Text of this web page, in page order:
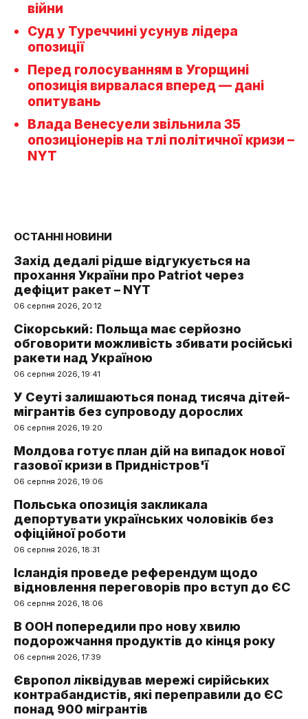
війни
Суд у Туреччині усунув лідера
опозиції
Перед голосуванням в Угорщині
опозиція вирвалася вперед — дані
опитувань
Влада Венесуели звільнила 35
опозиціонерів на тлі політичної кризи –
NYT
ОСТАННІ НОВИНИ
Захід дедалі рідше відгукується на
прохання України про Patriot через
дефіцит ракет – NYT
06 серпня 2026, 20:12
Сікорський: Польща має серйозно
обговорити можливість збивати російські
ракети над Україною
06 серпня 2026, 19:41
У Сеуті залишаються понад тисяча дітей-
мігрантів без супроводу дорослих
06 серпня 2026, 19:20
Молдова готує план дій на випадок нової
газової кризи в Придністров'ї
06 серпня 2026, 19:06
Польська опозиція закликала
депортувати українських чоловіків без
офіційної роботи
06 серпня 2026, 18:31
Ісландія проведе референдум щодо
відновлення переговорів про вступ до ЄС
06 серпня 2026, 18:06
В ООН попередили про нову хвилю
подорожчання продуктів до кінця року
06 серпня 2026, 17:39
Європол ліквідував мережі сирійських
контрабандистів, які переправили до ЄС
понад 900 мігрантів